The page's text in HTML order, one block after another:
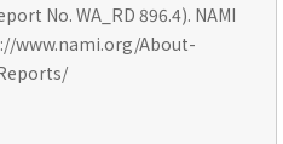
No. WA_RD 896.4). NAMI
www.nami.org/About-